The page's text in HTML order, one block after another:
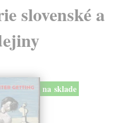
slovenské a
na sklade